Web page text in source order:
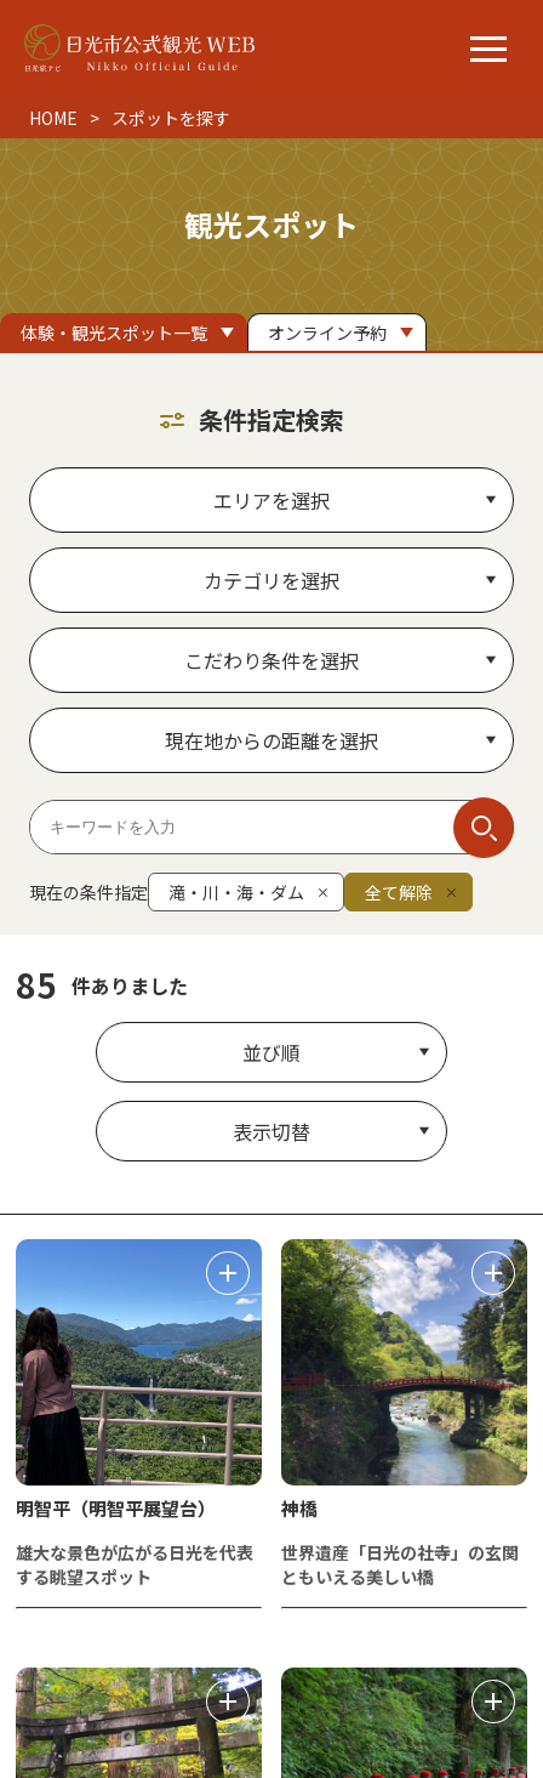
HOME スポットを探す
観光スポット
体験・観光スポット一覧 オンライン予約
条件指定検索
エリアを選択
カテゴリを選択
こだわり条件を選択
現在地からの距離を選択
現在の条件指定 滝・川・海・ダム 全て解除
85 件ありました
並び順
表示切替
明智平（明智平展望台）
雄大な景色が広がる日光を代表
する眺望スポット
神橋
世界遺産「日光の社寺」の玄関
ともいえる美しい橋